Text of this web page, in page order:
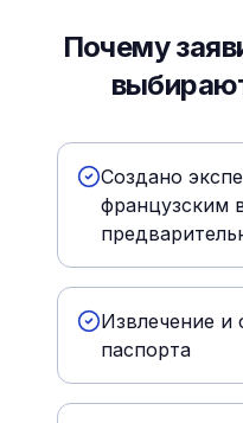
Почему
Создано
французским
Извлечение и
паспорта